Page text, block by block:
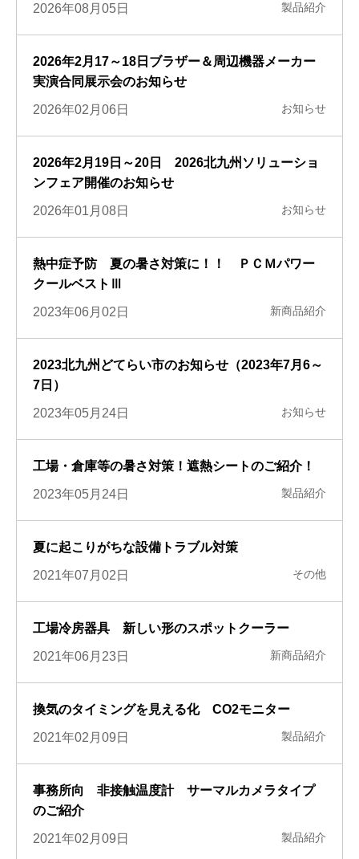
2026年08月05日 製品紹介
2026年2月17～18日ブラザー＆周辺機器メーカー
実演合同展示会のお知らせ
2026年02月06日 お知らせ
2026年2月19日～20日 2026北九州ソリューショ
ンフェア開催のお知らせ
2026年01月08日 お知らせ
熱中症予防 夏の暑さ対策に！！ ＰＣＭパワー
クールベストⅢ
2023年06月02日 新商品紹介
2023北九州どてらい市のお知らせ（2023年7月6～
7日）
2023年05月24日 お知らせ
工場・倉庫等の暑さ対策！遮熱シートのご紹介！
2023年05月24日 製品紹介
夏に起こりがちな設備トラブル対策
2021年07月02日 その他
工場冷房器具 新しい形のスポットクーラー
2021年06月23日 新商品紹介
換気のタイミングを見える化 CO2モニター
2021年02月09日 製品紹介
事務所向 非接触温度計 サーマルカメラタイプ
のご紹介
2021年02月09日 製品紹介